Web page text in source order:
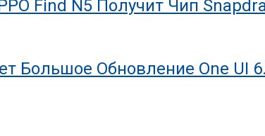
Find N5 Получит Чип
Большое Обновление One UI